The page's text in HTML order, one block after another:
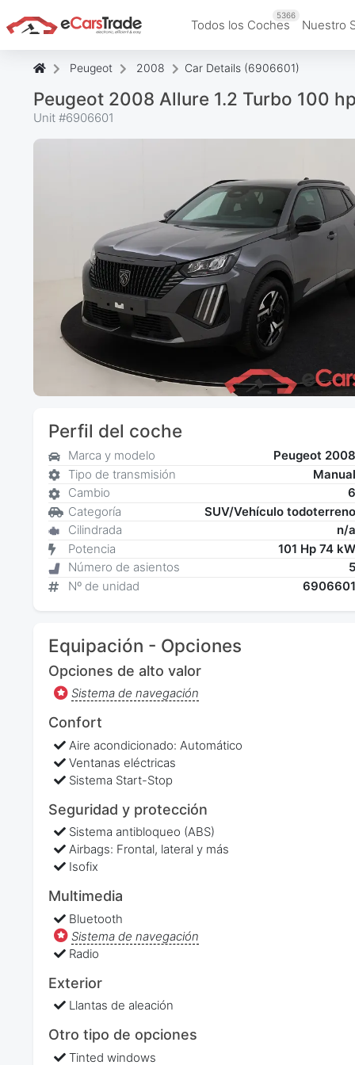
Todos los Coches
5366
Nuestro
Peugeot 2008 Car Details (6906601)
Peugeot 2008 Allure 1.2 Turbo 100
Unit #6906601
Perfil del coche
Marca y modelo
Peugeot 2008
Tipo de transmisión
Manual
Cambio
6
Categoría
SUV/Vehículo todoterreno
Cilindrada
n/a
Potencia
101 Hp 74 kW
Número de asientos
5
Nº de unidad
6906601
Equipación - Opciones
Opciones de alto valor
Sistema de navegación
Confort
Aire acondicionado: Automático
Ventanas eléctricas
Sistema Start-Stop
Seguridad y protección
Sistema antibloqueo (ABS)
Airbags: Frontal, lateral y más
Isofix
Multimedia
Bluetooth
Sistema de navegación
Radio
Exterior
Llantas de aleación
Otro tipo de opciones
Tinted windows